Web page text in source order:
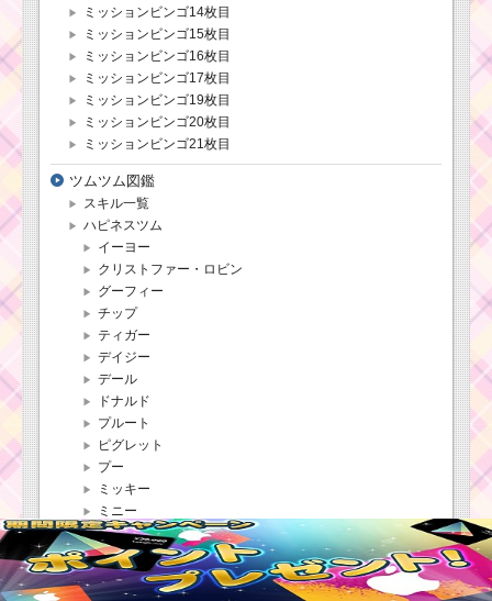
ミッションビンゴ14枚目
ミッションビンゴ15枚目
ミッションビンゴ16枚目
ミッションビンゴ17枚目
ミッションビンゴ19枚目
ミッションビンゴ20枚目
ミッションビンゴ21枚目
ツムツム図鑑
スキル一覧
ハピネスツム
イーヨー
クリストファー・ロビン
グーフィー
チップ
ティガー
デイジー
デール
ドナルド
プルート
ピグレット
プー
ミッキー
ミニー
ラビット
ルー
プレミアムツム